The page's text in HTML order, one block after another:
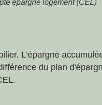
épargne logement (CEL)
L'épargne
du plan